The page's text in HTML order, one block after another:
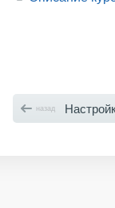
назад